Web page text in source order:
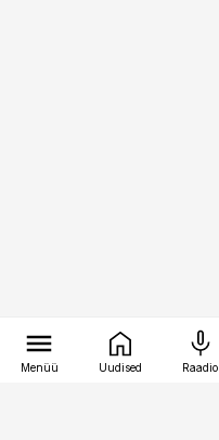
Menüü Uudised Raadio